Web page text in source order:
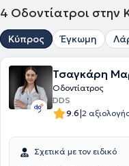
4 Οδοντίατροι στην
Κύπρος Έγκωμη
Τσαγκάρη
Οδοντίατρος
DDS
9.6|2
Σχετικά με τον ειδικό